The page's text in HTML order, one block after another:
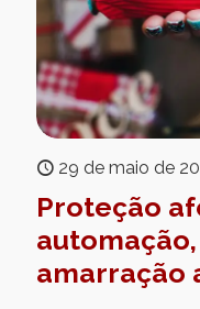
29 de maio de
Proteção
amarração